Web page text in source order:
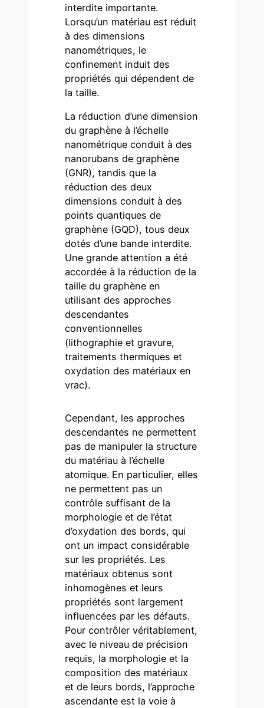
interdite importante.
Lorsqu’un matériau est réduit
à des dimensions
nanométriques, le
confinement induit des
propriétés qui dépendent de
la taille.
La réduction d’une dimension
du graphène à l’échelle
nanométrique conduit à des
nanorubans de graphène
(GNR), tandis que la
réduction des deux
dimensions conduit à des
points quantiques de
graphène (GQD), tous deux
dotés d’une bande interdite.
Une grande attention a été
accordée à la réduction de la
taille du graphène en
utilisant des approches
descendantes
conventionnelles
(lithographie et gravure,
traitements thermiques et
oxydation des matériaux en
vrac).
Cependant, les approches
descendantes ne permettent
pas de manipuler la structure
du matériau à l’échelle
atomique. En particulier, elles
ne permettent pas un
contrôle suffisant de la
morphologie et de l’état
d’oxydation des bords, qui
ont un impact considérable
sur les propriétés. Les
matériaux obtenus sont
inhomogènes et leurs
propriétés sont largement
influencées par les défauts.
Pour contrôler véritablement,
avec le niveau de précision
requis, la morphologie et la
composition des matériaux
et de leurs bords, l’approche
ascendante est la voie à